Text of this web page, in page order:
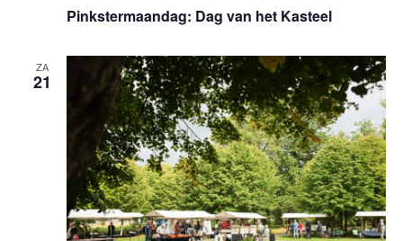
Pinkstermaandag: Dag van het Kasteel
ZA
21